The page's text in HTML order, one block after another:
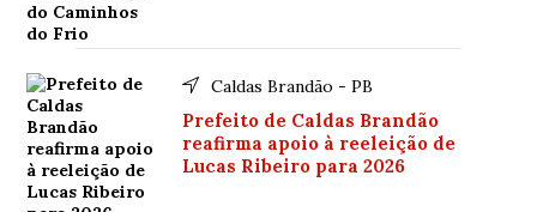
Caldas Brandão - PB
Prefeito de Caldas Brandão
reafirma apoio à reeleição de
Lucas Ribeiro para 2026